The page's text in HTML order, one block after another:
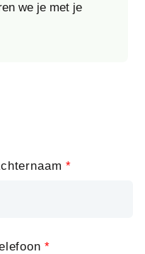
we je met je